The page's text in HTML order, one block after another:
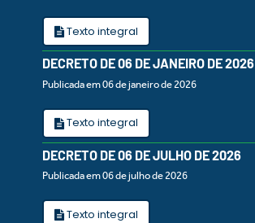
Texto integral
DECRETO DE 06 DE JANEIRO DE 2026
Publicada em 06 de janeiro de 2026
Texto integral
DECRETO DE 06 DE JULHO DE 2026
Publicada em 06 de julho de 2026
Texto integral